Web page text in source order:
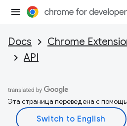
Docs Chrome
API
Эта страница переведена с